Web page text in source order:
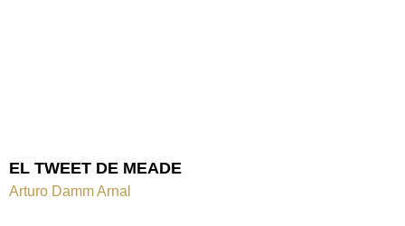
EL TWEET DE MEADE
Arturo Damm Arnal